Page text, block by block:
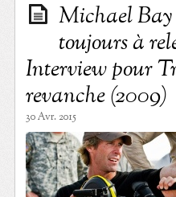
Michael Bay
toujours à
Interview pour
revanche (2009)
30 Avr. 2015